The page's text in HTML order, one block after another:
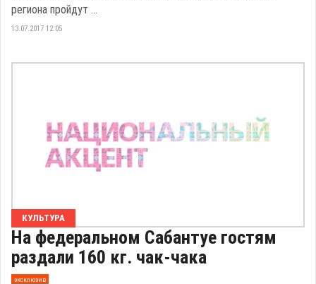
региона пройдут ...
13.07.2017 12:05
КУЛЬТУРА
На федеральном Сабантуе гостям
раздали 160 кг. чак-чака
эксклюзив